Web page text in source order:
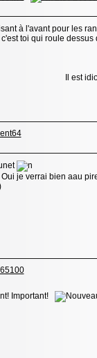
à l'avant pour les
toi qui roule
Il est
Oui je verrai bien aau
Important!